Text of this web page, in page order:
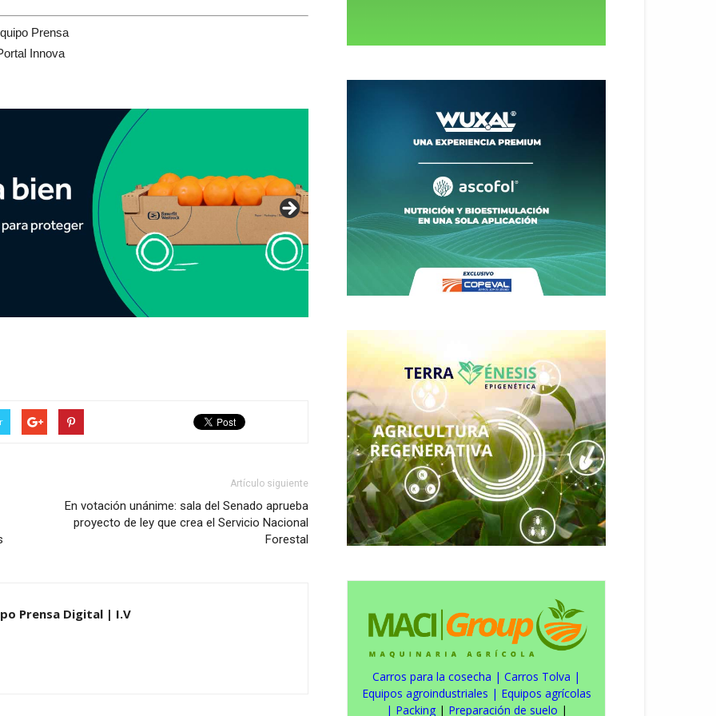
Prensa
Innova
Artículo siguiente
En votación unánime: sala del Senado aprueba
proyecto de ley que crea el Servicio Nacional
Forestal
Prensa Digital | I.V
Carros para la cosecha | Carros Tolva |
Equipos agroindustriales | Equipos agrícolas
| Packing| Preparación de suelo |